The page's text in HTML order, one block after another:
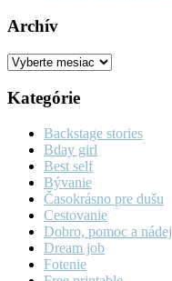
Archív
Archív
Kategórie
Backstage stories
Bday girl
Best self
Bývanie
Časokrásno pre dušu
Cestovanie
Dobro, pomoc a nádej
Dream job
Fotenie